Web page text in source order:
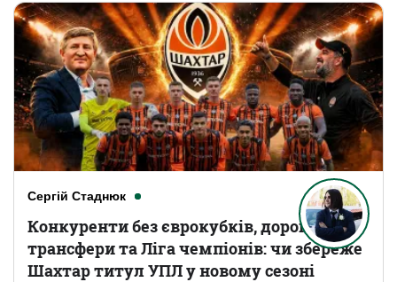
Сергій Стаднюк
Конкуренти без єврокубків, дорогі
трансфери та Ліга чемпіонів: чи збереже
Шахтар титул УПЛ у новому сезоні